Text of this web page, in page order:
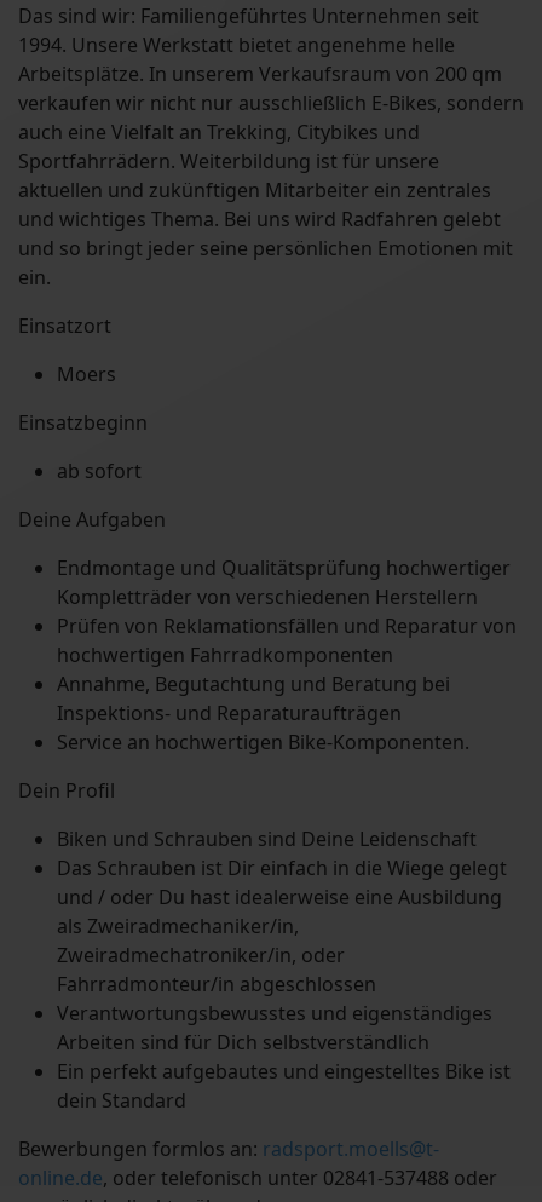
Das sind wir: Familiengeführtes Unternehmen seit
1994. Unsere Werkstatt bietet angenehme helle
Arbeitsplätze. In unserem Verkaufsraum von 200 qm
verkaufen wir nicht nur ausschließlich E-Bikes, sondern
auch eine Vielfalt an Trekking, Citybikes und
Sportfahrrädern. Weiterbildung ist für unsere
aktuellen und zukünftigen Mitarbeiter ein zentrales
und wichtiges Thema. Bei uns wird Radfahren gelebt
und so bringt jeder seine persönlichen Emotionen mit
ein.
Einsatzort
Moers
Einsatzbeginn
ab sofort
Deine Aufgaben
Endmontage und Qualitätsprüfung hochwertiger
Kompletträder von verschiedenen Herstellern
Prüfen von Reklamationsfällen und Reparatur von
hochwertigen Fahrradkomponenten
Annahme, Begutachtung und Beratung bei
Inspektions- und Reparaturaufträgen
Service an hochwertigen Bike-Komponenten.
Dein Profil
Biken und Schrauben sind Deine Leidenschaft
Das Schrauben ist Dir einfach in die Wiege gelegt
und / oder Du hast idealerweise eine Ausbildung
als Zweiradmechaniker/in,
Zweiradmechatroniker/in, oder
Fahrradmonteur/in abgeschlossen
Verantwortungsbewusstes und eigenständiges
Arbeiten sind für Dich selbstverständlich
Ein perfekt aufgebautes und eingestelltes Bike ist
dein Standard
Bewerbungen formlos an: radsport.moells@t-
online.de, oder telefonisch unter 02841-537488 oder